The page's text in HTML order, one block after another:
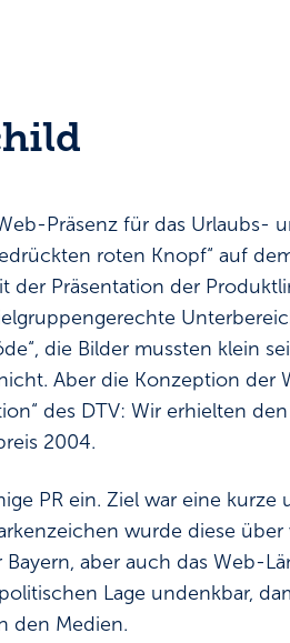
Präsenz für das Urlaubs-
roten Knopf“ auf
der Präsentation der
die Bilder mussten klein
Aber die Konzeption der
des DTV: Wir erhielten den
2004.
PR ein. Ziel war eine kurze
wurde diese über
aber auch das Web-
Lage undenkbar,
den Medien.